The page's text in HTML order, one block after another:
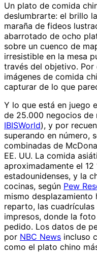
Un plato de comida
deslumbrarte: el brillo
maraña de fideos
abarrotado de ocho
sobre un cuenco de
irresistible en la mesa
través del objetivo. Por
imágenes de comida
capturar de lo que
Y lo que está en juego
de 25.000 negocios de
IBISWorld), y por
superando en número,
combinadas de
EE. UU. La comida
aproximadamente el
estadounidenses, y la
cocinas, según Pew
mismo desplazamiento
reparto, las
impresos, donde la
pedido. Los datos de
por NBC News incluso
como el plato chino